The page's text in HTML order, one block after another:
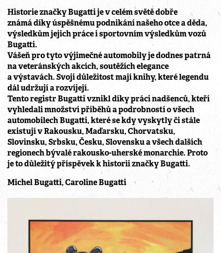
Historie značky Bugatti je v celém světě dobře
známá díky úspěšnému podnikání našeho otce a děda,
výsledkům jejich práce i sportovním výsledkům vozů
Bugatti.
Vášeň pro tyto výjimečné automobily je dodnes patrná
na veteránských akcích, soutěžích elegance
a výstavách. Svoji důležitost mají knihy, které legendu
dál udržují a rozvíjejí.
Tento registr Bugatti vznikl díky práci nadšenců, kteří
vyhledali množství příběhů a podrobností o všech
automobilech Bugatti, které se kdy vyskytly či stále
existují v Rakousku, Maďarsku, Chorvatsku,
Slovinsku, Srbsku, Česku, Slovensku a všech dalších
regionech bývalé rakousko-uherské monarchie. Proto
je to důležitý příspěvek k historii značky Bugatti.
Michel Bugatti, Caroline Bugatti